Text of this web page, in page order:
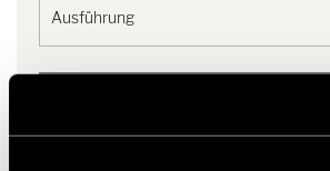
Passt der Artikel zu meinem